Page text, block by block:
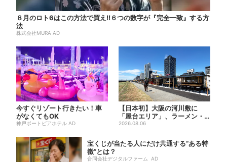
８月のロト6はこの方法で買え!!６つの数字が『完全一致』する方
法
株式会社MURA AD
今すぐリゾート行きたい！車
がなくてもOK
神戸ポートピアホテル AD
【日本初】大阪の河川敷に
「屋台エリア」、ラーメン・
焼肉・しゃぶしゃぶ・カフェ
2026.08.06
宝くじが当たる人にだけ共通する“ある特
徴”とは？
合同会社デジタルファーム AD